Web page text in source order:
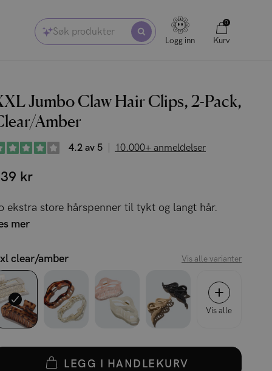
Søk produkter
Logg inn
0
Kurv
Jumbo Claw Hair Clips, 2-Pack,
Amber
4.2 av 5 10.000+ anmeldelser
kr
ekstra store hårspenner til tykt og langt hår.
mer
clear/amber Vis alle varianter
Vis alle
LEGG I HANDLEKURV